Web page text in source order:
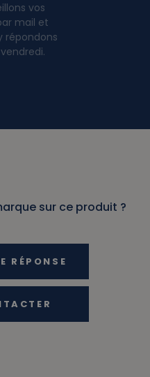
vos
mail et
répondons
sur ce produit ?
RÉPONSE